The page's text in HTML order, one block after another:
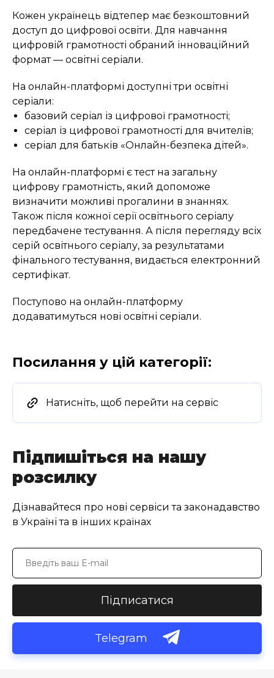
Кожен українець відтепер має безкоштовний
доступ до цифрової освіти. Для навчання
цифровій грамотності обраний інноваційний
формат — освітні серіали.
На онлайн-платформі доступні три освітні
серіали:
базовий серіал із цифрової грамотності;
серіал із цифрової грамотності для вчителів;
серіал для батьків «Онлайн-безпека дітей».
На онлайн-платформі є тест на загальну
цифрову грамотність, який допоможе
визначити можливі прогалини в знаннях.
Також після кожної серії освітнього серіалу
передбачене тестування. А після перегляду всіх
серій освітнього серіалу, за результатами
фінального тестування, видається електронний
сертифікат.
Поступово на онлайн-платформу
додаватимуться нові освітні серіали.
Посилання у цій категорії:
Натисніть, щоб перейти на сервіс
Підпишіться на нашу
розсилку
Дізнавайтеся про нові сервіси та законадавство
в Україні та в інших країнах
Підписатися
Telegram